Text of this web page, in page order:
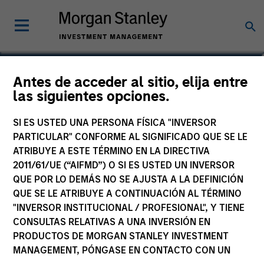
Antes de acceder al sitio, elija entre
las siguientes opciones.
SI ES USTED UNA PERSONA FÍSICA "INVERSOR
PARTICULAR" CONFORME AL SIGNIFICADO QUE SE LE
ATRIBUYE A ESTE TÉRMINO EN LA DIRECTIVA
2011/61/UE (“AIFMD”) O SI ES USTED UN INVERSOR
QUE POR LO DEMÁS NO SE AJUSTA A LA DEFINICIÓN
QUE SE LE ATRIBUYE A CONTINUACIÓN AL TÉRMINO
"INVERSOR INSTITUCIONAL / PROFESIONAL", Y TIENE
CONSULTAS RELATIVAS A UNA INVERSIÓN EN
PRODUCTOS DE MORGAN STANLEY INVESTMENT
MANAGEMENT, PÓNGASE EN CONTACTO CON UN
Johan E. Detter
Executive Director